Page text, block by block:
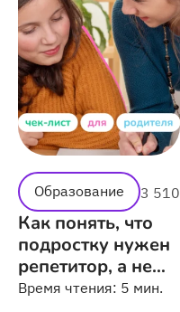
Образование 3 510
Как понять, что
подростку нужен
репетитор, а не
мотивация
Время чтения: 5 мин.